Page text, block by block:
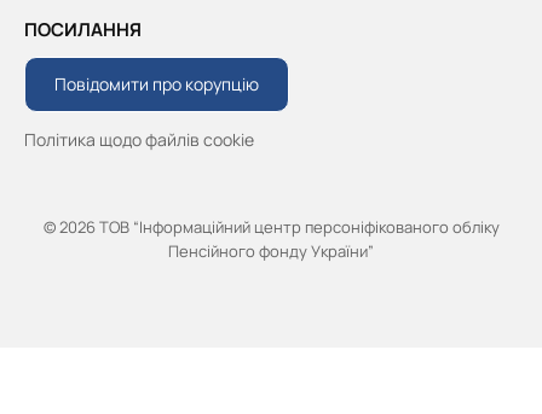
ПОСИЛАННЯ
Повідомити про корупцію
Політика щодо файлів cookie
© 2026 ТОВ “Інформаційний центр персоніфікованого обліку
Пенсійного фонду України”